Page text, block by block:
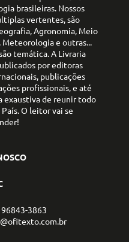
brasileiras. Nossos
vertentes, são
Agronomia, Meio
e outras...
temática. A Livraria
por editoras
publicações
profissionais, e até
exaustiva de reunir todo
O leitor vai se
3863